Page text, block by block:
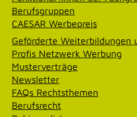
Geförderte Weiterbildungen
Profis Netzwerk Werbung
Newsletter
FAQs Rechtsthemen
Berufsrecht
Robinsonliste